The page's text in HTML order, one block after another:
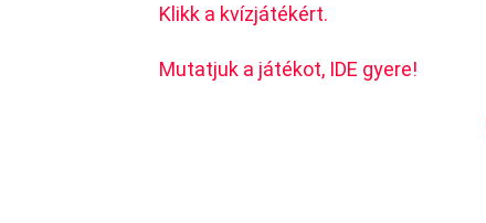
Klikk a kvízjátékért.
Mutatjuk a játékot, IDE gyere!